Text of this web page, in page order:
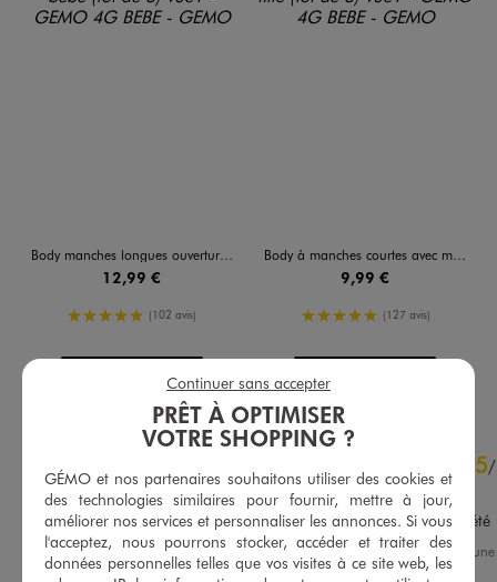
Body manches longues ouverture devant en coton bébé (lot de 3)
12,99 €
5/5 de moyenne
(102 avis)
AU PANIER
Body à manches courtes avec message pailleté bébé fille (lot de 3)
9,99 €
5/5 de moyenne
(127 avis)
4.8
Basé sur44 avis soumis à un
5/
Avis vérifié et récompensé
Parfait pour la saison de l’été
Avis du30/06/2026
, suite à
17/06/2026 par Oceane P.
PRÊT À OPTIMISER
VOTRE SHOPPING ?
GÉMO et nos partenaires souhaitons utiliser des cookies et
des technologies similaires pour fournir, mettre à jour,
améliorer nos services et personnaliser les annonces. Si vous
l'acceptez, nous pourrons stocker, accéder et traiter des
données personnelles telles que vos visites à ce site web, les
Continuer sans accepter